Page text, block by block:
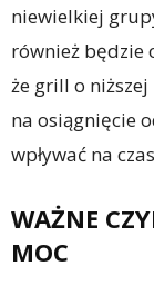
niewielkiej
również będzie
że grill o
na osiągnięcie
wpływać na
WAŻNE
MOC